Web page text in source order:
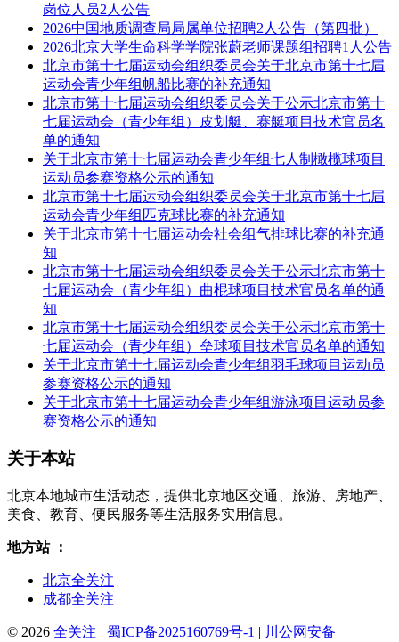
岗位人员2人公告
2026中国地质调查局局属单位招聘2人公告（第四批）
2026北京大学生命科学学院张蔚老师课题组招聘1人公告
北京市第十七届运动会组织委员会关于北京市第十七届
运动会青少年组帆船比赛的补充通知
北京市第十七届运动会组织委员会关于公示北京市第十
七届运动会（青少年组）皮划艇、赛艇项目技术官员名
单的通知
关于北京市第十七届运动会青少年组七人制橄榄球项目
运动员参赛资格公示的通知
北京市第十七届运动会组织委员会关于北京市第十七届
运动会青少年组匹克球比赛的补充通知
关于北京市第十七届运动会社会组气排球比赛的补充通
知
北京市第十七届运动会组织委员会关于公示北京市第十
七届运动会（青少年组）曲棍球项目技术官员名单的通
知
北京市第十七届运动会组织委员会关于公示北京市第十
七届运动会（青少年组）垒球项目技术官员名单的通知
关于北京市第十七届运动会青少年组羽毛球项目运动员
参赛资格公示的通知
关于北京市第十七届运动会青少年组游泳项目运动员参
赛资格公示的通知
关于本站
北京本地城市生活动态，提供北京地区交通、旅游、房地产、
美食、教育、便民服务等生活服务实用信息。
地方站 ：
北京全关注
成都全关注
© 2026 全关注 蜀ICP备2025160769号-1 | 川公网安备